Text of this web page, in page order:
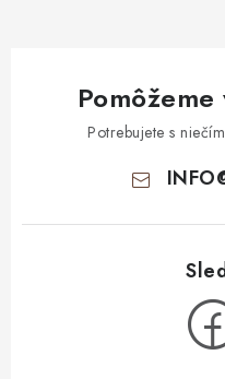
Potrebujete s
INFO